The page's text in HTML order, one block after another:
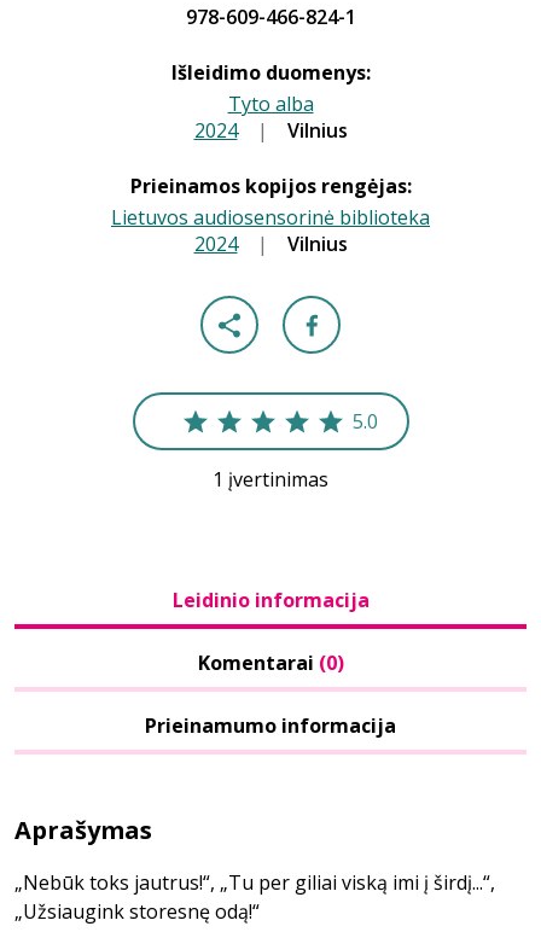
978-609-466-824-1
Išleidimo duomenys:
Tyto alba
2024 | Vilnius
Prieinamos kopijos rengėjas:
Lietuvos audiosensorinė biblioteka
2024 | Vilnius
5.0
1 įvertinimas
Leidinio informacija
Komentarai (0)
Prieinamumo informacija
Aprašymas
„Nebūk toks jautrus!“, „Tu per giliai viską imi į širdį...“,
„Užsiaugink storesnę odą!“